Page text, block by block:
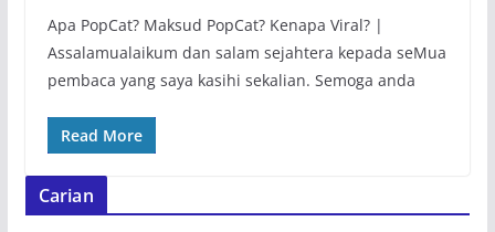
Apa PopCat? Maksud PopCat? Kenapa Viral? |
Assalamualaikum dan salam sejahtera kepada seMua
pembaca yang saya kasihi sekalian. Semoga anda
Read More
Carian